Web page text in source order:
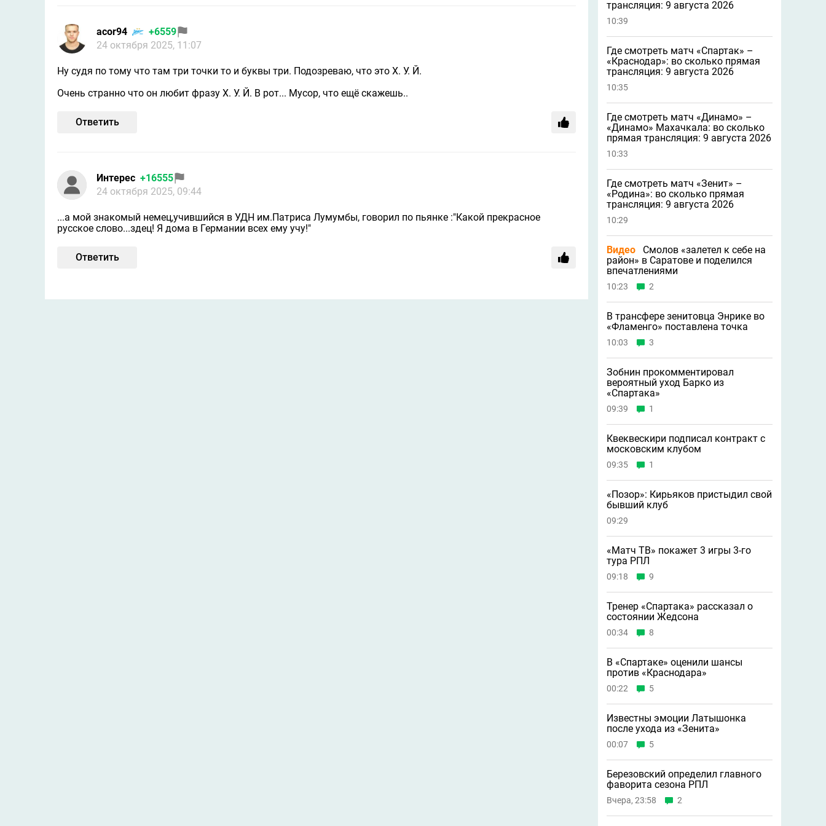
acor94
+6559
24 октября 2025, 11:07
Ну судя по тому что там три точки то и буквы три. Подозреваю, что это Х. У. Й.
Очень странно что он любит фразу Х. У. Й. В рот... Мусор, что ещё скажешь..
Ответить
Интерес +16555
24 октября 2025, 09:44
...а мой знакомый немец,учившийся в УДН им.Патриса Лумумбы, говорил по пьянке :"Какой прекрасное
русское слово...здец! Я дома в Германии всех ему учу!"
Ответить
трансляция: 9 августа 2026
10:39
Где смотреть матч «Спартак» –
«Краснодар»: во сколько прямая
трансляция: 9 августа 2026
10:35
Где смотреть матч «Динамо» –
«Динамо» Махачкала: во сколько
прямая трансляция: 9 августа 2026
10:33
Где смотреть матч «Зенит» –
«Родина»: во сколько прямая
трансляция: 9 августа 2026
10:29
Видео
Смолов «залетел к себе на
район» в Саратове и поделился
впечатлениями
10:23 2
В трансфере зенитовца Энрике во
«Фламенго» поставлена точка
10:03 3
Зобнин прокомментировал
вероятный уход Барко из
«Спартака»
09:39 1
Квеквескири подписал контракт с
московским клубом
09:35 1
«Позор»: Кирьяков пристыдил свой
бывший клуб
09:29
«Матч ТВ» покажет 3 игры 3-го
тура РПЛ
09:18 9
Тренер «Спартака» рассказал о
состоянии Жедсона
00:34 8
В «Спартаке» оценили шансы
против «Краснодара»
00:22 5
Известны эмоции Латышонка
после ухода из «Зенита»
00:07 5
Березовский определил главного
фаворита сезона РПЛ
Вчера, 23:58 2